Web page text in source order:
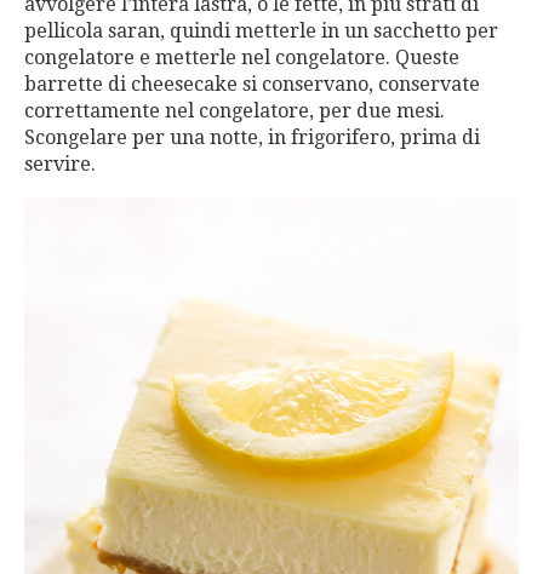
pellicola saran, quindi metterle in un sacchetto per
congelatore e metterle nel congelatore. Queste
barrette di cheesecake si conservano, conservate
correttamente nel congelatore, per due mesi.
Scongelare per una notte, in frigorifero, prima di
servire.